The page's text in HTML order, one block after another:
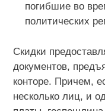
погибшие во
политических
Скидки
документов,
конторе. Причем,
несколько лиц, и